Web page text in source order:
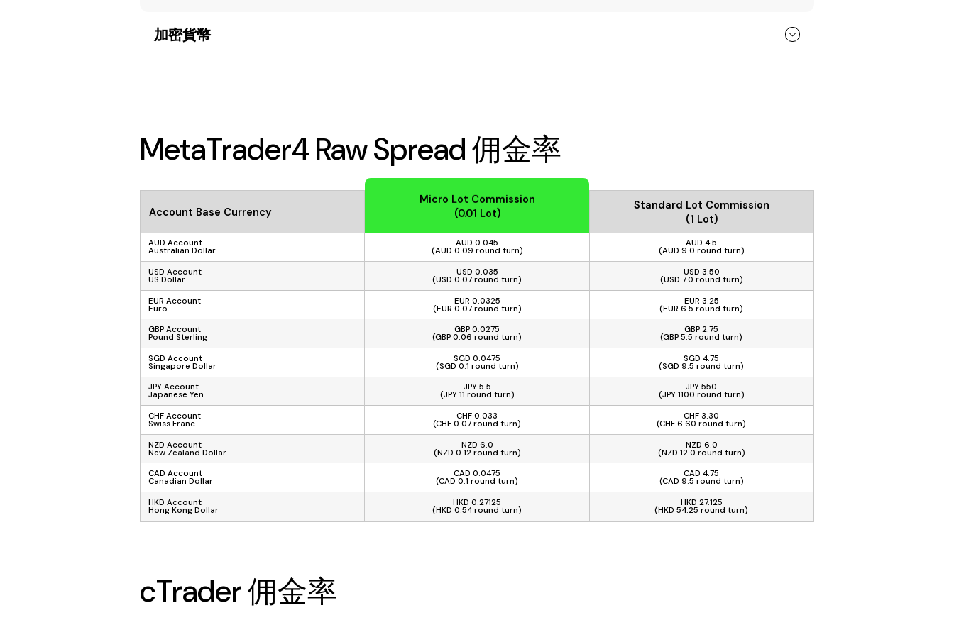
加密貨幣
MetaTrader4 Raw Spread 佣金率
Account Base Currency
AUD Account
Australian Dollar
USD Account
US Dollar
EUR Account
Euro
GBP Account
Pound Sterling
SGD Account
Singapore Dollar
JPY Account
Japanese Yen
CHF Account
Swiss Franc
NZD Account
New Zealand Dollar
CAD Account
Canadian Dollar
HKD Account
Hong Kong Dollar
Micro Lot Commission
(0.01 Lot)
AUD 0.045
(AUD 0.09 round turn)
USD 0.035
(USD 0.07 round turn)
EUR 0.0325
(EUR 0.07 round turn)
GBP 0.0275
(GBP 0.06 round turn)
SGD 0.0475
(SGD 0.1 round turn)
JPY 5.5
(JPY 11 round turn)
CHF 0.033
(CHF 0.07 round turn)
NZD 6.0
(NZD 0.12 round turn)
CAD 0.0475
(CAD 0.1 round turn)
HKD 0.27125
(HKD 0.54 round turn)
Standard Lot Commission
(1 Lot)
AUD 4.5
(AUD 9.0 round turn)
USD 3.50
(USD 7.0 round turn)
EUR 3.25
(EUR 6.5 round turn)
GBP 2.75
(GBP 5.5 round turn)
SGD 4.75
(SGD 9.5 round turn)
JPY 550
(JPY 1100 round turn)
CHF 3.30
(CHF 6.60 round turn)
NZD 6.0
(NZD 12.0 round turn)
CAD 4.75
(CAD 9.5 round turn)
HKD 27.125
(HKD 54.25 round turn)
cTrader 佣金率